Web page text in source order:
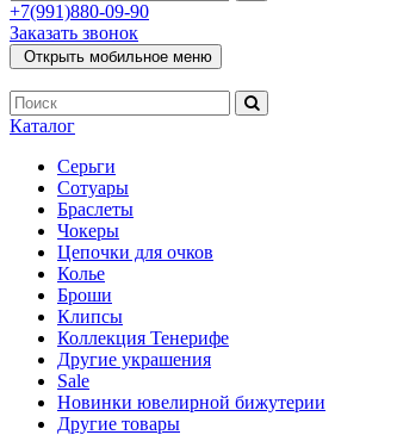
+7(991)880-09-90
Заказать звонок
Открыть мобильное меню
Каталог
Серьги
Сотуары
Браслеты
Чокеры
Цепочки для очков
Колье
Броши
Клипсы
Коллекция Тенерифе
Другие украшения
Sale
Новинки ювелирной бижутерии
Другие товары